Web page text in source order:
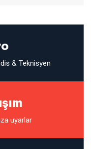
& Teknisyen
uyarlar